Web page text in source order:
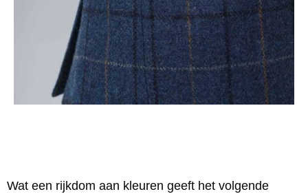
Wat een rijkdom aan kleuren geeft het volgende